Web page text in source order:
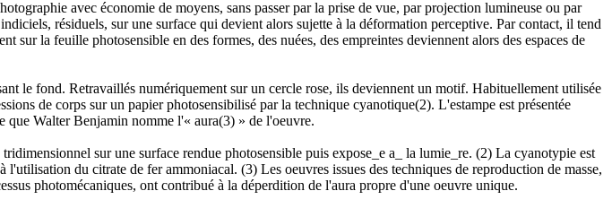
avec économie de moyens, sans passer par la prise de vue, par projection lumineuse ou par
résiduels, sur une surface qui devient alors sujette à la déformation perceptive. Par contact, il tend
sur la feuille photosensible en des formes, des nuées, des empreintes deviennent alors des espaces de
le fond. Retravaillés numériquement sur un cercle rose, ils deviennent un motif. Habituellement utilisée
de corps sur un papier photosensibilisé par la technique cyanotique(2). L'estampe est présentée
Walter Benjamin nomme l'« aura(3) » de l'oeuvre.
sur une surface rendue photosensible puis expose_e a_ la lumie_re. (2) La cyanotypie est
du citrate de fer ammoniacal. (3) Les oeuvres issues des techniques de reproduction de masse,
photomécaniques, ont contribué à la déperdition de l'aura propre d'une oeuvre unique.